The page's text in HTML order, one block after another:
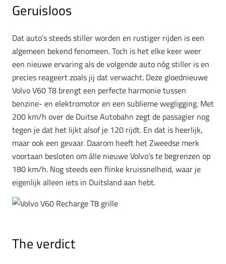
Geruisloos
Dat auto’s steeds stiller worden en rustiger rijden is een
algemeen bekend fenomeen. Toch is het elke keer weer
een nieuwe ervaring als de volgende auto nóg stiller is en
precies reageert zoals jij dat verwacht. Deze gloednieuwe
Volvo V60 T8 brengt een perfecte harmonie tussen
benzine- en elektromotor en een sublieme wegligging. Met
200 km/h over de Duitse Autobahn zegt de passagier nog
tegen je dat het lijkt alsof je 120 rijdt. En dat is heerlijk,
maar ook een gevaar. Daarom heeft het Zweedse merk
voortaan besloten om álle nieuwe Volvo’s te begrenzen op
180 km/h. Nog steeds een flinke kruissnelheid, waar je
eigenlijk alleen iets in Duitsland aan hebt.
The verdict